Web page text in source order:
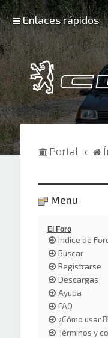
Enlaces rápidos
Portal
Menu
El Foro
Indice de
Buscar
Registrarse
Descargas
Ayuda
FAQ
¿Cómo usar
Términos y